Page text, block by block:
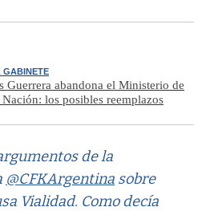
GABINETE
Guerrera abandona el Ministerio de
Nación: los posibles reemplazos
de la
@CFKArgentina sobre
Vialidad. Como decía